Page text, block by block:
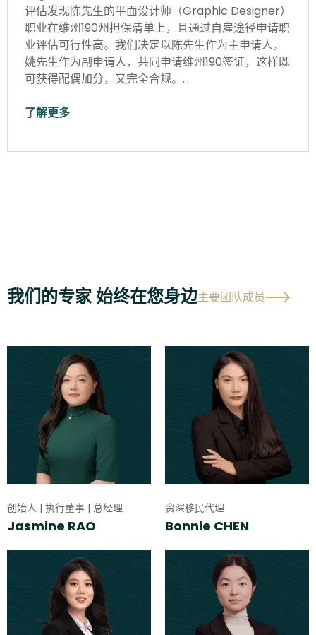
评估发现陈先生的平面设计师（Graphic Designer）
职业在维州190州担保清单上，且通过自雇途径申请职
业评估可行性高。我们决定以陈先生作为主申请人，
姚先生作为副申请人，共同申请维州190签证，这样既
可获得配偶加分，又完全合规。…
了解更多
我们的专家 始终在您身边主要团队成员
创始人 | 执行董事 | 总经理
Jasmine RAO
资深移民代理
Bonnie CHEN